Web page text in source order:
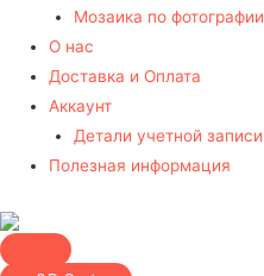
Мозаика по фотографии
О нас
Доставка и Оплата
Аккаунт
Детали учетной записи
Полезная информация